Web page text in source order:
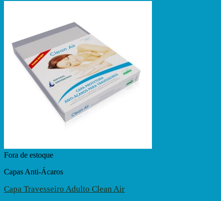
Fora de estoque
Capas Anti-Ácaros
Capa Travesseiro Adulto Clean Air